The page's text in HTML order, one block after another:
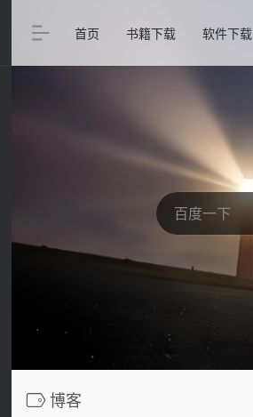
首页 书籍下载 软件下载
博客